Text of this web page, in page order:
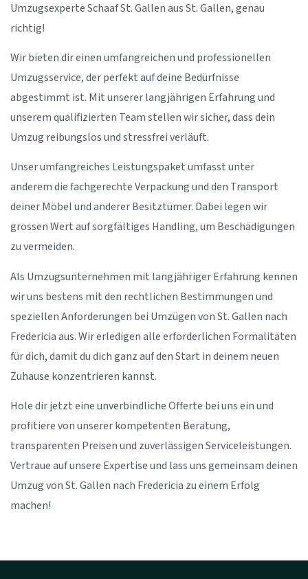
Umzugsexperte Schaaf St. Gallen aus St. Gallen, genau
richtig!
Wir bieten dir einen umfangreichen und professionellen
Umzugsservice, der perfekt auf deine Bedürfnisse
abgestimmt ist. Mit unserer langjährigen Erfahrung und
unserem qualifizierten Team stellen wir sicher, dass dein
Umzug reibungslos und stressfrei verläuft.
Unser umfangreiches Leistungspaket umfasst unter
anderem die fachgerechte Verpackung und den Transport
deiner Möbel und anderer Besitztümer. Dabei legen wir
grossen Wert auf sorgfältiges Handling, um Beschädigungen
zu vermeiden.
Als Umzugsunternehmen mit langjähriger Erfahrung kennen
wir uns bestens mit den rechtlichen Bestimmungen und
speziellen Anforderungen bei Umzügen von St. Gallen nach
Fredericia aus. Wir erledigen alle erforderlichen Formalitäten
für dich, damit du dich ganz auf den Start in deinem neuen
Zuhause konzentrieren kannst.
Hole dir jetzt eine unverbindliche Offerte bei uns ein und
profitiere von unserer kompetenten Beratung,
transparenten Preisen und zuverlässigen Serviceleistungen.
Vertraue auf unsere Expertise und lass uns gemeinsam deinen
Umzug von St. Gallen nach Fredericia zu einem Erfolg
machen!